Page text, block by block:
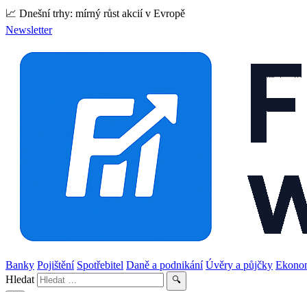
📈 Dnešní trhy: mírný růst akcií v Evropě
Newsletter
Banky Pojištění Spotřebitel Daně a podnikání Úvěry a půjčky
Hledat
🔍